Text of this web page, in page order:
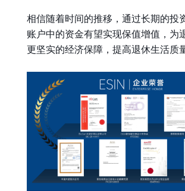
相信随着时间的推移，通过长期的投
账户中的资金有望实现保值增值，为
更坚实的经济保障，提高退休生活质